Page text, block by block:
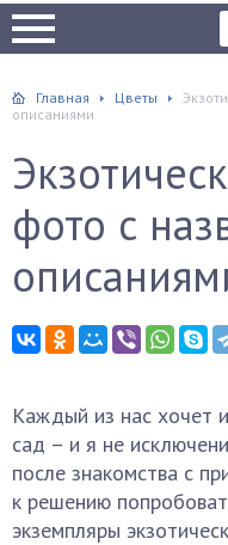
Главная Цветы
описаниями
фото с
Каждый из нас хочет
сад – и я не
после знакомства с
к решению
экземпляры